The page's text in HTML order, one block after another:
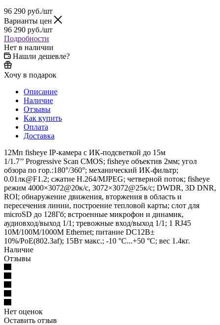
96 290 руб./шт
Варианты цен
96 290 руб./шт
Подробности
Нет в наличии
Нашли дешевле?
Хочу в подарок
Описание
Наличие
Отзывы
Как купить
Оплата
Доставка
12Мп fisheye IP-камера с ИК-подсветкой до 15м
1/1.7’’ Progressive Scan CMOS; fisheye объектив 2мм; угол
обзора по гор.:180°/360°; механический ИК-фильтр;
0.01лк@F1.2; сжатие H.264/MJPEG; четверной поток; fisheye
режим 4000×3072@20к/с, 3072×3072@25к/с; DWDR, 3D DNR,
ROI; обнаружение движения, вторжения в область и
пересечения линии, построение тепловой карты; слот для
microSD до 128Гб; встроенные микрофон и динамик,
аудиовход/выход 1/1; тревожные вход/выход 1/1; 1 RJ45
10M/100M/1000M Ethernet; питание DC12В±
10%/PoE(802.3af); 15Вт макс.; -10 °C...+50 °C; вес 1.4кг.
Наличие
Отзывы
Нет оценок
Оставить отзыв